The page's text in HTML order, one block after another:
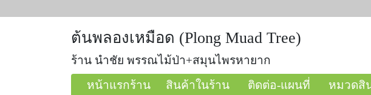
ต้นพลองเหมือด (Plong Muad Tree)
ร้าน นำชัย พรรณไม้ป่า+สมุนไพรหายาก
หน้าแรกร้าน
สินค้าในร้าน ติดต่อ-แผนที่ หมวดสิ